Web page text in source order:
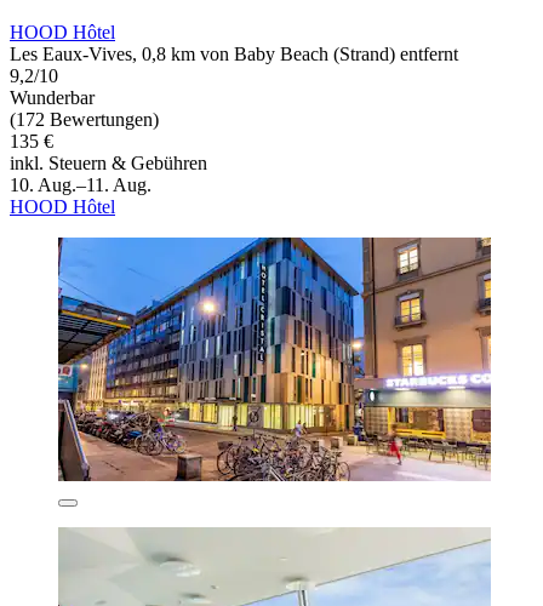
HOOD Hôtel
Les Eaux-Vives, 0,8 km von Baby Beach (Strand) entfernt
9,2/10
Wunderbar
(172 Bewertungen)
135 €
inkl. Steuern & Gebühren
10. Aug.–11. Aug.
HOOD Hôtel